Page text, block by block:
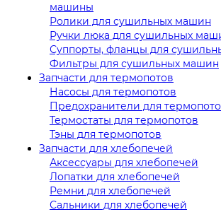
машины
Ролики для сушильных машин
Ручки люка для сушильных
Суппорты, фланцы для
Фильтры для сушильных машин
Запчасти для термопотов
Насосы для термопотов
Предохранители для
Термостаты для термопотов
Тэны для термопотов
Запчасти для хлебопечей
Аксессуары для хлебопечей
Лопатки для хлебопечей
Ремни для хлебопечей
Сальники для хлебопечей